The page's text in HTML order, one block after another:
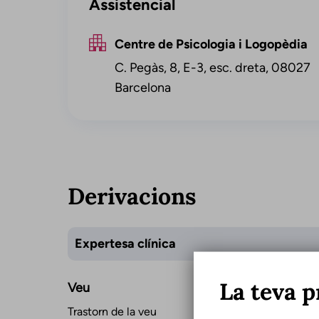
Assistencial
Centre de Psicologia i Logopèdia
C. Pegàs, 8, E-3, esc. dreta, 08027
Barcelona
Derivacions
Expertesa clínica
Veu
Trastorn de la veu
La teva